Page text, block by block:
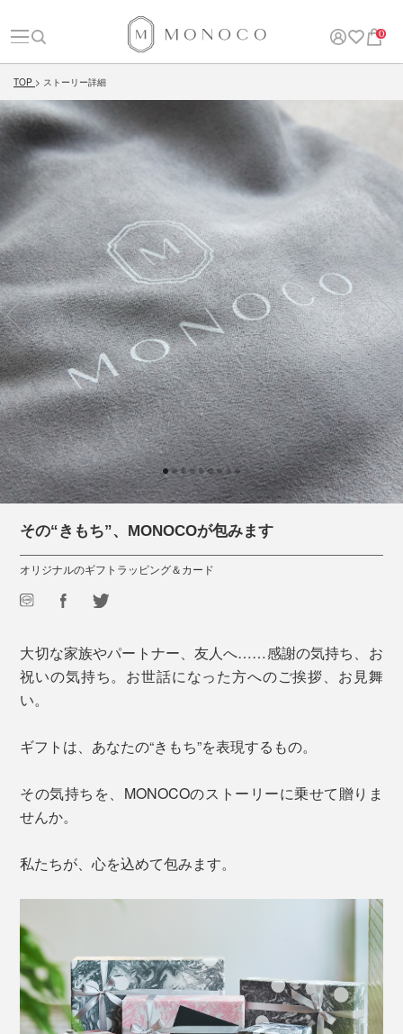
0
TOP ストーリー詳細
その“きもち”、MONOCOが包みます
オリジナルのギフトラッピング＆カード
大切な家族やパートナー、友人へ……感謝の気持ち、お
祝いの気持ち。お世話になった方へのご挨拶、お見舞
い。
ギフトは、あなたの“きもち”を表現するもの。
その気持ちを、MONOCOのストーリーに乗せて贈りま
せんか。
私たちが、心を込めて包みます。